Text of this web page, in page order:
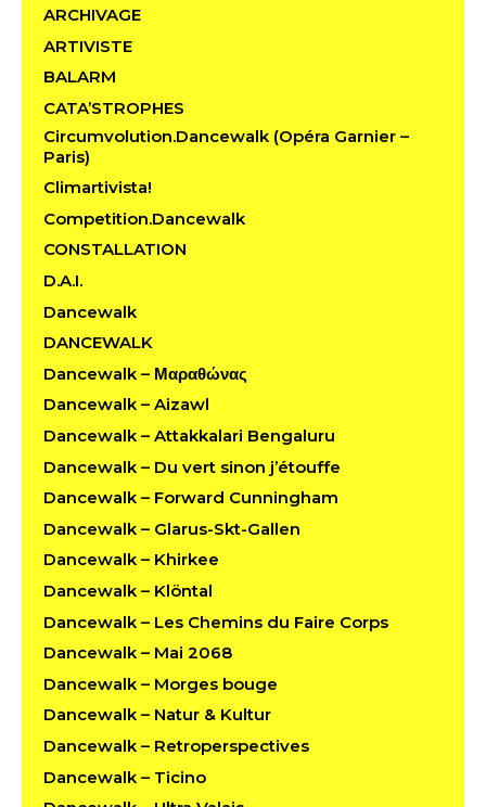
ARCHIVAGE
ARTIVISTE
BALARM
CATA’STROPHES
Circumvolution.Dancewalk (Opéra Garnier –
Paris)
Climartivista!
Competition.Dancewalk
CONSTALLATION
D.A.I.
Dancewalk
DANCEWALK
Dancewalk – Μαραθώνας
Dancewalk – Aizawl
Dancewalk – Attakkalari Bengaluru
Dancewalk – Du vert sinon j’étouffe
Dancewalk – Forward Cunningham
Dancewalk – Glarus-Skt-Gallen
Dancewalk – Khirkee
Dancewalk – Klöntal
Dancewalk – Les Chemins du Faire Corps
Dancewalk – Mai 2068
Dancewalk – Morges bouge
Dancewalk – Natur & Kultur
Dancewalk – Retroperspectives
Dancewalk – Ticino